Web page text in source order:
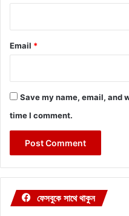
Email *
Save my name, email, and
time I comment.
ফেসবুকে সাথে থাকুন